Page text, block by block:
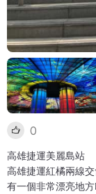
0
高雄捷運美麗島站
高雄捷運紅橘兩線交
有一個非常漂亮地方